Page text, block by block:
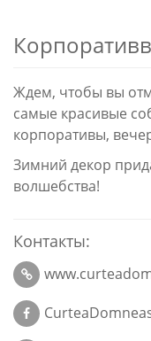
Ждем, чтобы вы
самые красивые
корпоративы,
Зимний декор
волшебства!
Контакты: